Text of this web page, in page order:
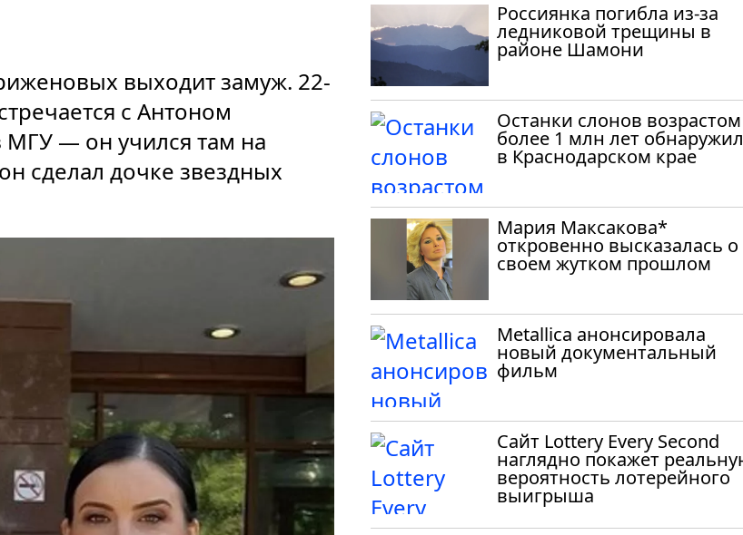
выходит замуж. 22-
с Антоном
МГУ — он учился там на
сделал дочке звездных
Россиянка погибла из-за
ледниковой трещины в
районе Шамони
Останки слонов возрастом
более 1 млн лет
в Краснодарском крае
Мария Максакова*
откровенно высказалась о
своем жутком прошлом
Metallica анонсировала
новый документальный
фильм
Сайт Lottery Every Second
наглядно покажет
вероятность лотерейного
выигрыша